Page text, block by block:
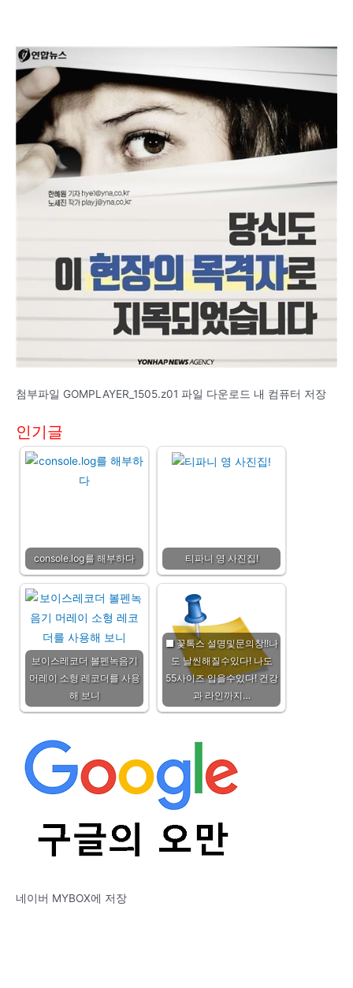
첨부파일 GOMPLAYER_1505.z01 파일 다운로드 내 컴퓨터 저장
인기글
console.log를 해부하다 티파니 영 사진집!
보이스레코더 볼펜녹음기
머레이 소형 레코더를 사용
해 보니
■ 꽃톡스 설명및문의창!!나
도 날씬해질수있다! 나도
55사이즈 입을수있다! 건강
과 라인까지…
네이버 MYBOX에 저장